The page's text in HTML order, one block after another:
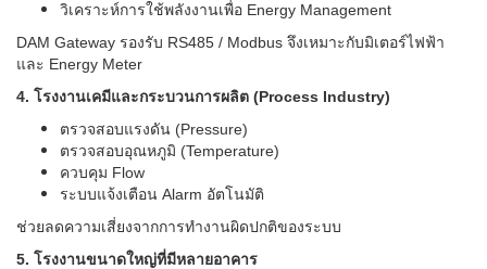
วิเคราะห์การใช้พลังงานเพื่อ Energy Management
DAM Gateway รองรับ RS485 / Modbus จึงเหมาะกับมิเตอร์ไฟฟ้า
และ Energy Meter
4. โรงงานเคมีและกระบวนการผลิต (Process Industry)
ตรวจสอบแรงดัน (Pressure)
ตรวจสอบอุณหภูมิ (Temperature)
ควบคุม Flow
ระบบแจ้งเตือน Alarm อัตโนมัติ
ช่วยลดความเสี่ยงจากการทำงานผิดปกติของระบบ
5. โรงงานขนาดใหญ่ที่มีหลายอาคาร